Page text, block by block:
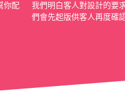
你配
我們明白客人對設計的要
們會先起版供客人再度確